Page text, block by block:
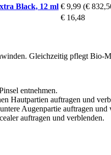
Black, 12 ml € 9,99 (€
€ 16,48
Gleichzeitig pflegt Bio-
entnehmen.
Hautpartien auftragen und
Augenpartie auftragen und
auftragen und verblenden.